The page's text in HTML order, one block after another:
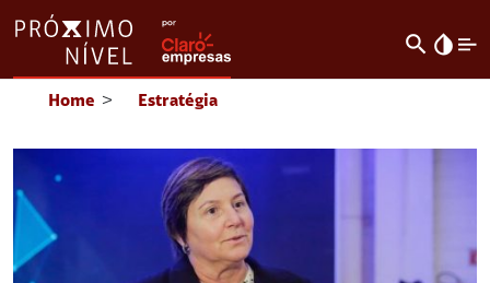
search invert_colors
Home > Estratégia